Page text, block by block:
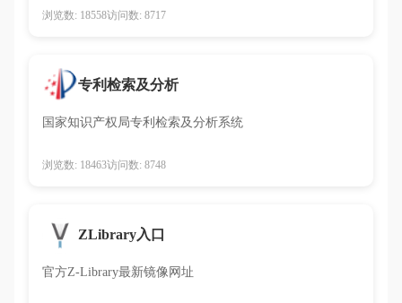
浏览数: 18558访问数: 8717
专利检索及分析
国家知识产权局专利检索及分析系统
浏览数: 18463访问数: 8748
ZLibrary入口
官方Z-Library最新镜像网址